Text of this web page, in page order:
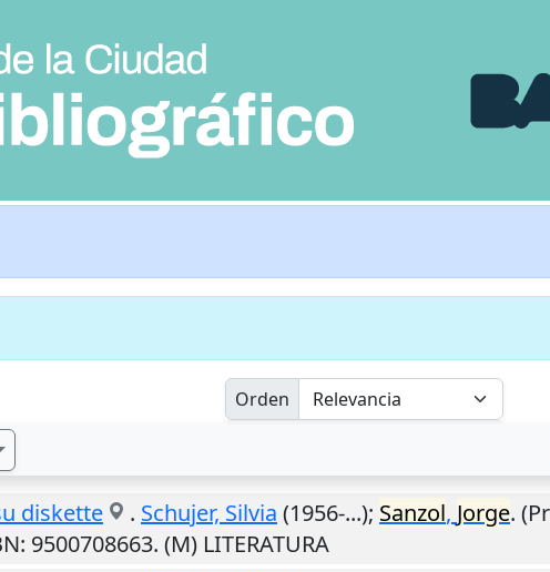
Orden
diskette . Schujer, Silvia (1956-...); Sanzol, Jorge.
9500708663. (M) LITERATURA